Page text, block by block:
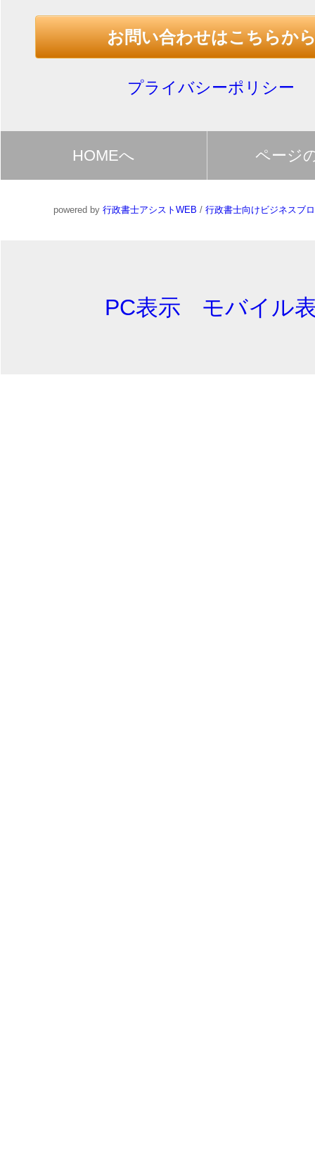
お問い合わせはこちらか
プライバシーポリシー
HOMEへ ページ
powered by 行政書士アシストWEB / 行政書士向けビジネスブ
PC表示 モバイル